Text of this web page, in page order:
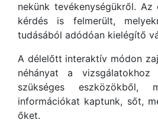
nekünk tevékenységükről.
kérdés is felmerült,
tudásából adódóan kielégítő
A délelőtt interaktív módon
néhányat a vizsgálatokhoz
szükséges eszközökből,
információkat kaptunk, sőt,
őket.